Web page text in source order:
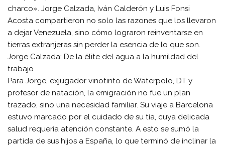
charco». Jorge Calzada, Iván Calderón y Luis Fonsi
Acosta compartieron no solo las razones que los llevaron
a dejar Venezuela, sino cómo lograron reinventarse en
tierras extranjeras sin perder la esencia de lo que son.
​Jorge Calzada: De la élite del agua a la humildad del
trabajo
​Para Jorge, exjugador vinotinto de Waterpolo, DT y
profesor de natación, la emigración no fue un plan
trazado, sino una necesidad familiar. Su viaje a Barcelona
estuvo marcado por el cuidado de su tía, cuya delicada
salud requería atención constante. A esto se sumó la
partida de sus hijos a España, lo que terminó de inclinar la